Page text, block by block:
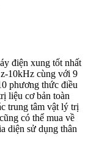
điện xung tốt nhất
10kHz cùng với 9
phương thức điều
liệu cơ bản toàn
trung tâm vật lý trị
có thể mua về
diện sử dụng thân